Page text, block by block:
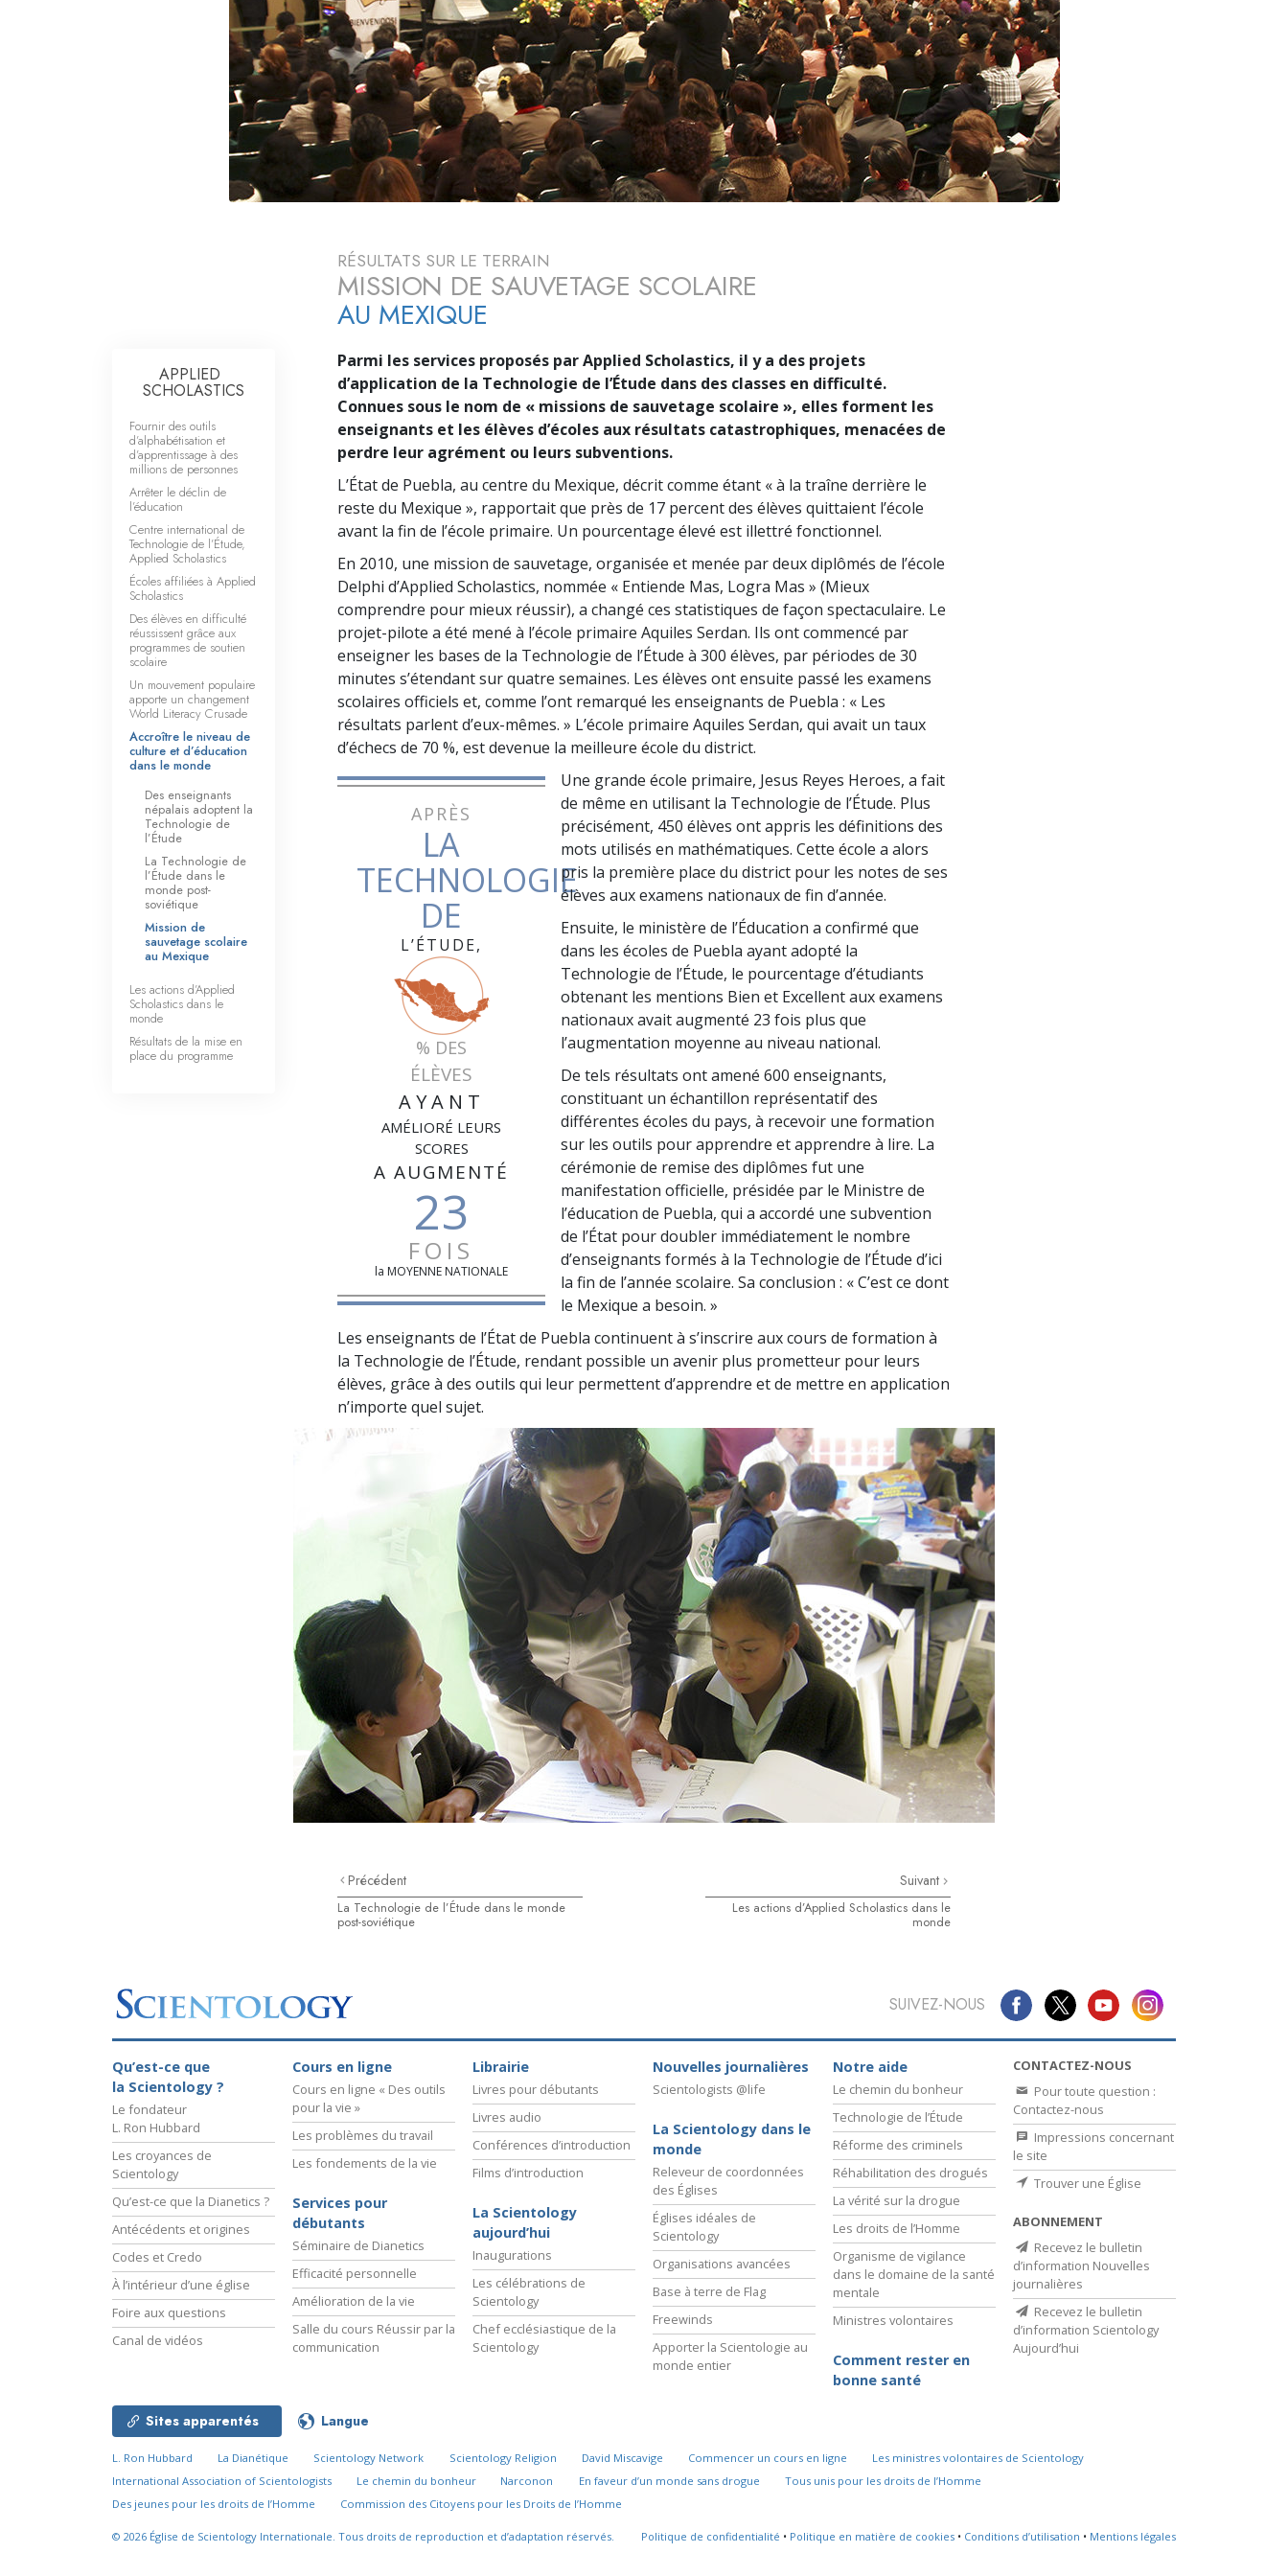
Qu’est-ce que la grandeur ? L’échelle des tons émotionnels
Réponses aux drogues
Les enfants
Des outils pour le monde du travail
L’éthique et les conditions
La raison de l’oppression
RÉSULTATS SUR LE TERRAIN
MISSION DE SAUVETAGE SCOLAIRE
AU MEXIQUE
Parmi les services proposés par Applied Scholastics, il y a des projets
d’application de la Technologie de l’Étude dans des classes en difficulté.
Connues sous le nom de « missions de sauvetage scolaire », elles forment les
enseignants et les élèves d’écoles aux résultats catastrophiques, menacées de
perdre leur agrément ou leurs subventions.
L’État de Puebla, au centre du Mexique, décrit comme étant « à la traîne derrière le
reste du Mexique », rapportait que près de 17 percentdes élèves quittaient l’école
avant la fin de l’école primaire. Un pourcentage élevé est illettré fonctionnel.
En 2010, une mission de sauvetage, organisée et menée par deux diplômés de l’école
Delphi d’Applied Scholastics, nommée « Entiende Mas, Logra Mas » (Mieux
comprendre pour mieux réussir), a changé ces statistiques de façon spectaculaire. Le
projet-pilote a été mené à l’école primaire Aquiles Serdan. Ils ont commencé par
enseigner les bases de la Technologie de l’Étude à 300 élèves, par périodes de 30
minutes s’étendant sur quatre semaines. Les élèves ont ensuite passé les examens
scolaires officiels et, comme l’ont remarqué les enseignants de Puebla : « Les
résultats parlent d’eux-mêmes. » L’école primaire Aquiles Serdan, qui avait un taux
d’échecs de 70 %, est devenue la meilleure école du district.
APRÈS
LA
TECHNOLOGIE
DE
L’ÉTUDE,
% DES
ÉLÈVES
AYANT
AMÉLIORÉ LEURS
SCORES
A AUGMENTÉ
23
FOIS
la MOYENNE NATIONALE
Une grande école primaire, Jesus Reyes Heroes, a fait
de même en utilisant la Technologie de l’Étude. Plus
précisément, 450 élèves ont appris les définitions des
mots utilisés en mathématiques. Cette école a alors
pris la première place du district pour les notes de ses
élèves aux examens nationaux de fin d’année.
Ensuite, le ministère de l’Éducation a confirmé que
dans les écoles de Puebla ayant adopté la
Technologie de l’Étude, le pourcentage d’étudiants
obtenant les mentions Bien et Excellent aux examens
nationaux avait augmenté 23 fois plus que
l’augmentation moyenne au niveau national.
De tels résultats ont amené 600 enseignants,
constituant un échantillon représentatif des
différentes écoles du pays, à recevoir une formation
sur les outils pour apprendre et apprendre à lire. La
cérémonie de remise des diplômes fut une
manifestation officielle, présidée par le Ministre de
l’éducation de Puebla, qui a accordé une subvention
de l’État pour doubler immédiatement le nombre
d’enseignants formés à la Technologie de l’Étude d’ici
la fin de l’année scolaire. Sa conclusion : « C’est ce dont
le Mexique a besoin. »
Les enseignants de l’État de Puebla continuent à s’inscrire aux cours de formation à
la Technologie de l’Étude, rendant possible un avenir plus prometteur pour leurs
élèves, grâce à des outils qui leur permettent d’apprendre et de mettre en application
n’importe quel sujet.
Précédent
La Technologie de l’Étude dans le monde
post-soviétique
Suivant
Les actions d’Applied Scholastics dans le
monde
APPLIED
SCHOLASTICS
Fournir des outils
d’alphabétisation et
d’apprentissage à des
millions de personnes
Arrêter le déclin de
l’éducation
Centre international de
Technologie de l’Étude,
Applied Scholastics
Écoles affiliées à Applied
Scholastics
Des élèves en difficulté
réussissent grâce aux
programmes de soutien
scolaire
Un mouvement populaire
apporte un changement
World Literacy Crusade
Accroître le niveau de
culture et d’éducation
dans le monde
Des enseignants
népalais adoptent la
Technologie de
l’Étude
La Technologie de
l’Étude dans le
monde post-
soviétique
Mission de
sauvetage scolaire
au Mexique
Les actions d’Applied
Scholastics dans le
monde
Résultats de la mise en
place du programme
SUIVEZ-NOUS
Qu’est-ce que
la Scientology ?
Le fondateur
L. Ron Hubbard
Les croyances de
Scientology
Qu’est-ce que la Dianetics ?
Antécédents et origines
Codes et Credo
À l’intérieur d’une église
Foire aux questions
Canal de vidéos
Cours en ligne
Cours en ligne « Des outils
pour la vie »
Les problèmes du travail
Les fondements de la vie
Services pour
débutants
Séminaire de Dianetics
Efficacité personnelle
Amélioration de la vie
Salle du cours Réussir par la
communication
Librairie
Livres pour débutants
Livres audio
Conférences d’introduction
Films d’introduction
La Scientology
aujourd’hui
Inaugurations
Les célébrations de
Scientology
Chef ecclésiastique de la
Scientology
Nouvelles journalières
Scientologists @life
La Scientology dans le
monde
Releveur de coordonnées
des Églises
Églises idéales de
Scientology
Organisations avancées
Base à terre de Flag
Freewinds
Apporter la Scientologie au
monde entier
Notre aide
Le chemin du bonheur
Technologie de l’Étude
Réforme des criminels
Réhabilitation des drogués
La vérité sur la drogue
Les droits de l’Homme
Organisme de vigilance
dans le domaine de la santé
mentale
Ministres volontaires
Comment rester en
bonne santé
CONTACTEZ-NOUS
Pour toute question :
Contactez-nous
Impressions concernant
le site
Trouver une Église
ABONNEMENT
Recevez le bulletin
d’information Nouvelles
journalières
Recevez le bulletin
d’information Scientology
Aujourd’hui
Sites apparentés Langue
L. Ron Hubbard La Dianétique Scientology Network Scientology Religion David Miscavige Commencer un cours en ligne
Les ministres volontaires de Scientology
International Association of Scientologists
Le chemin du bonheur Narconon En faveur d’un monde sans drogue
Tous unis pour les droits de l’Homme
Des jeunes pour les droits de l’Homme
Commission des Citoyens pour les Droits de l’Homme
© 2026 Église de Scientology Internationale. Tous droits de reproduction et d’adaptation réservés. Politique de confidentialité • Politique en matière de cookies • Conditions d’utilisation • Mentions légales